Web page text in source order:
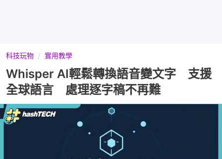
科技玩物 實用教學
Whisper AI輕鬆轉換語音變文字 支援
全球語言 處理逐字稿不再難